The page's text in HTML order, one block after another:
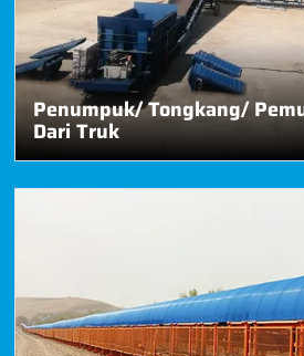
Penumpuk/ Tongkang/
Dari Truk